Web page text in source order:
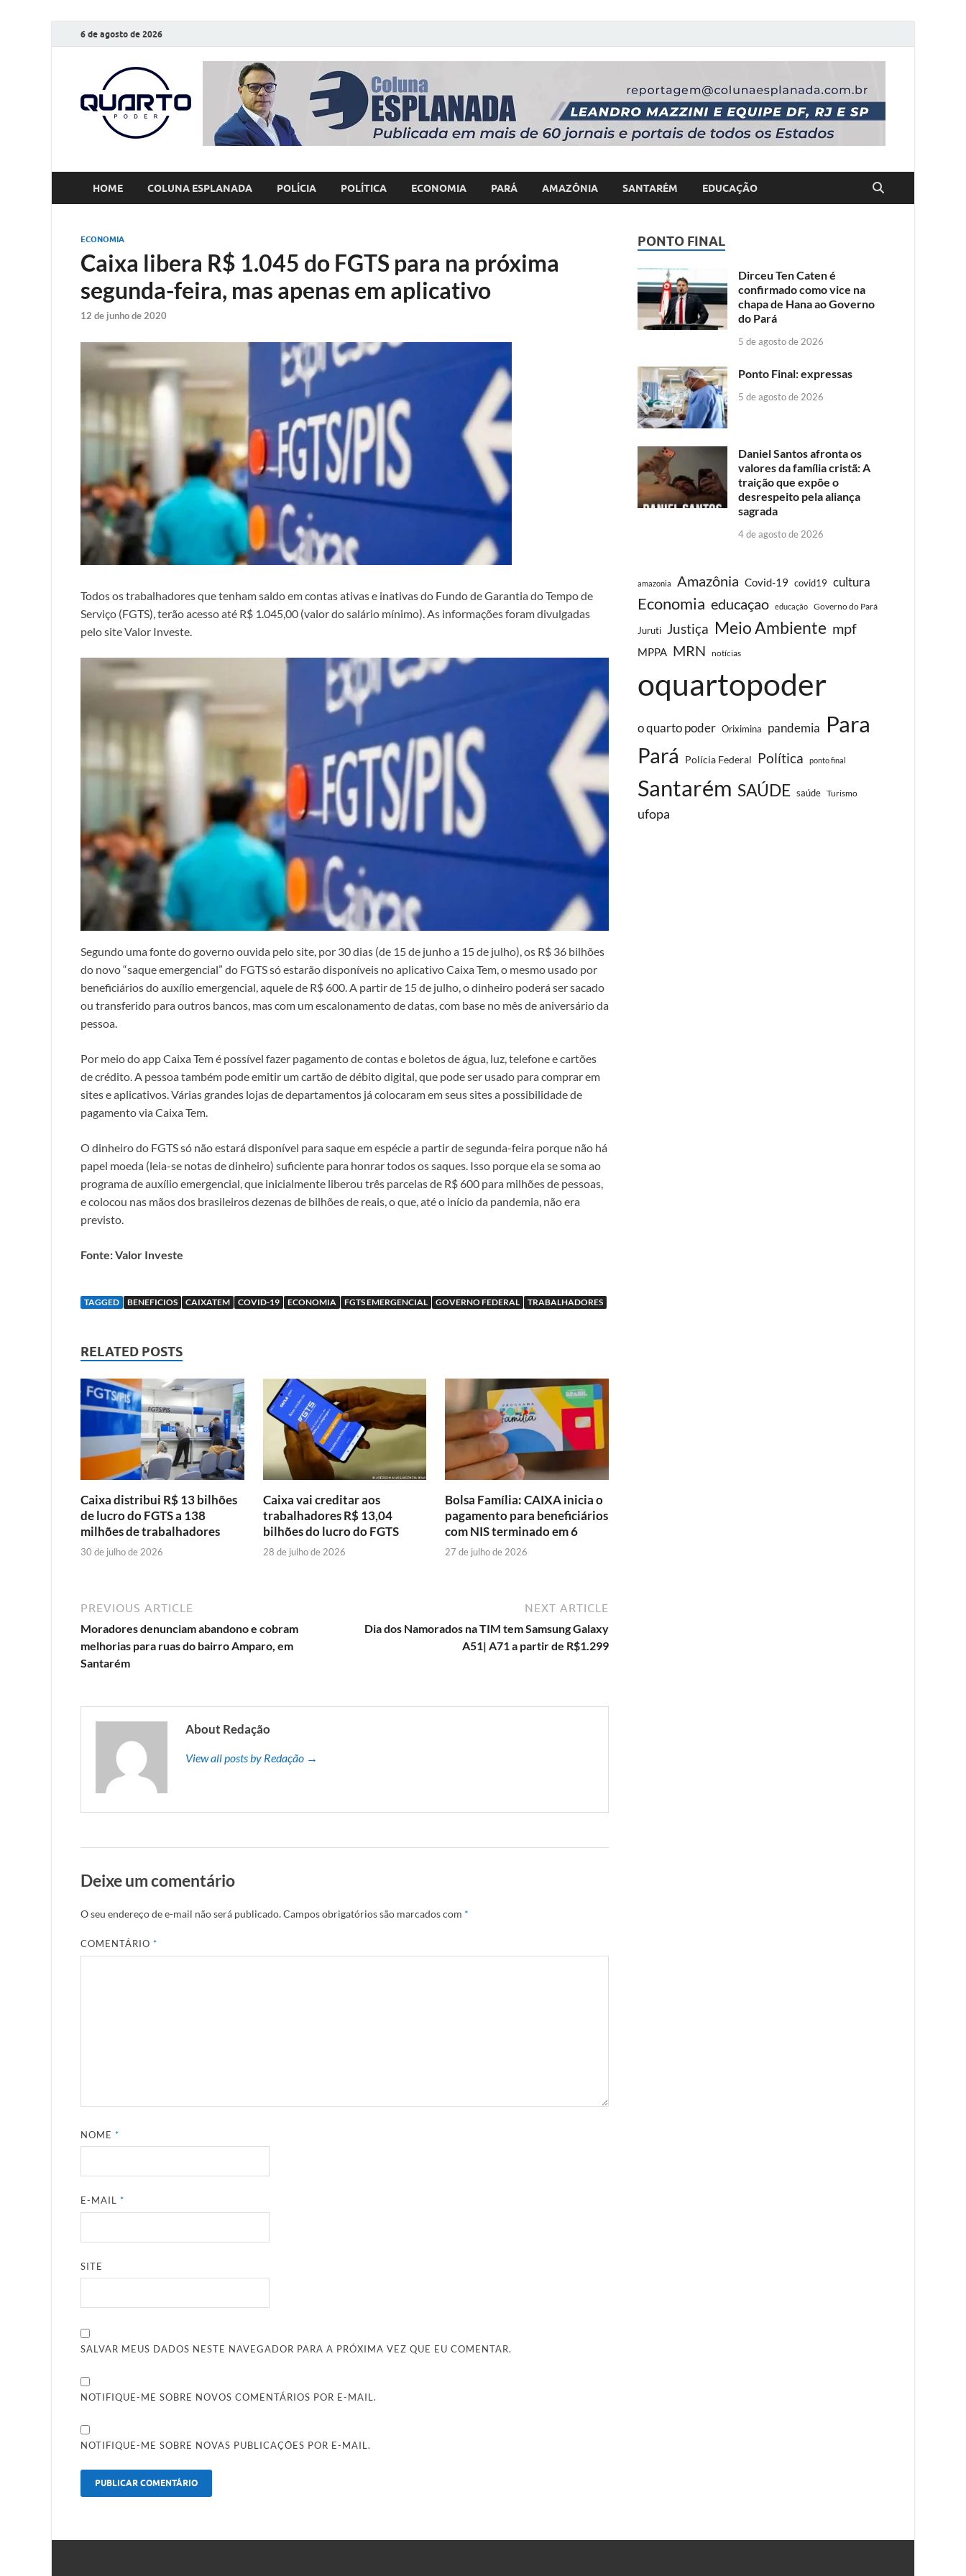
6 de agosto de 2026
O Quarto Poder
Notícias todos os dias
HOME COLUNA ESPLANADA POLÍCIA POLÍTICA ECONOMIA PARÁ AMAZÔNIA SANTARÉM EDUCAÇÃO
ECONOMIA
Caixa libera R$ 1.045 do FGTS para na próxima
segunda-feira, mas apenas em aplicativo
12 de junho de 2020
Todos os trabalhadores que tenham saldo em contas ativas e inativas do Fundo de Garantia do Tempo de
Serviço (FGTS), terão acesso até R$ 1.045,00 (valor do salário mínimo). As informações foram divulgadas
pelo site Valor Investe.
Segundo uma fonte do governo ouvida pelo site, por 30 dias (de 15 de junho a 15 de julho), os R$ 36 bilhões
do novo “saque emergencial” do FGTS só estarão disponíveis no aplicativo Caixa Tem, o mesmo usado por
beneficiários do auxílio emergencial, aquele de R$ 600. A partir de 15 de julho, o dinheiro poderá ser sacado
ou transferido para outros bancos, mas com um escalonamento de datas, com base no mês de aniversário da
pessoa.
Por meio do app Caixa Tem é possível fazer pagamento de contas e boletos de água, luz, telefone e cartões
de crédito. A pessoa também pode emitir um cartão de débito digital, que pode ser usado para comprar em
sites e aplicativos. Várias grandes lojas de departamentos já colocaram em seus sites a possibilidade de
pagamento via Caixa Tem.
O dinheiro do FGTS só não estará disponível para saque em espécie a partir de segunda-feira porque não há
papel moeda (leia-se notas de dinheiro) suficiente para honrar todos os saques. Isso porque ela se soma ao
programa de auxílio emergencial, que inicialmente liberou três parcelas de R$ 600 para milhões de pessoas,
e colocou nas mãos dos brasileiros dezenas de bilhões de reais, o que, até o início da pandemia, não era
previsto.
Fonte: Valor Investe
TAGGED BENEFICIOS CAIXATEM COVID-19 ECONOMIA FGTS EMERGENCIAL GOVERNO FEDERAL TRABALHADORES
RELATED POSTS
Caixa distribui R$ 13 bilhões
de lucro do FGTS a 138
milhões de trabalhadores
30 de julho de 2026
Caixa vai creditar aos
trabalhadores R$ 13,04
bilhões do lucro do FGTS
28 de julho de 2026
Bolsa Família: CAIXA inicia o
pagamento para beneficiários
com NIS terminado em 6
27 de julho de 2026
PREVIOUS ARTICLE
Moradores denunciam abandono e cobram
melhorias para ruas do bairro Amparo, em
Santarém
NEXT ARTICLE
Dia dos Namorados na TIM tem Samsung Galaxy
A51| A71 a partir de R$1.299
About Redação
View all posts by Redação →
Deixe um comentário
O seu endereço de e-mail não será publicado.Campos obrigatórios são marcados com *
COMENTÁRIO*
NOME*
E-MAIL*
SITE
SALVAR MEUS DADOS NESTE NAVEGADOR PARA A PRÓXIMA VEZ QUE EU COMENTAR.
NOTIFIQUE-ME SOBRE NOVOS COMENTÁRIOS POR E-MAIL.
NOTIFIQUE-ME SOBRE NOVAS PUBLICAÇÕES POR E-MAIL.
PONTO FINAL
Dirceu Ten Caten é
confirmado como vice na
chapa de Hana ao Governo
do Pará
5 de agosto de 2026
Ponto Final: expressas
5 de agosto de 2026
Daniel Santos afronta os
valores da família cristã: A
traição que expõe o
desrespeito pela aliança
sagrada
4 de agosto de 2026
amazonia Amazônia Covid-19 covid19 cultura
Economia educaçao educação Governo do Pará
Juruti Justiça Meio Ambiente mpf
MPPA MRN notícias
oquartopoder
o quarto poder Oriximina pandemia Para
Pará Polícia Federal Política ponto final
Santarém SAÚDE saúde Turismo
ufopa